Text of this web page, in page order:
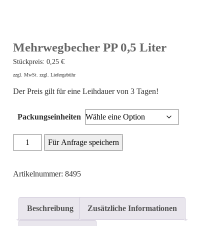
Mehrwegbecher PP 0,5 Liter
Stückpreis:0,25€
zzgl. MwSt. zzgl. Liefergebühr
Der Preis gilt für eine Leihdauer von 3 Tagen!
Packungseinheiten
Mehrwegbecher
Menge
Für Anfrage speichern
Artikelnummer: 8495
Beschreibung Zusätzliche Informationen